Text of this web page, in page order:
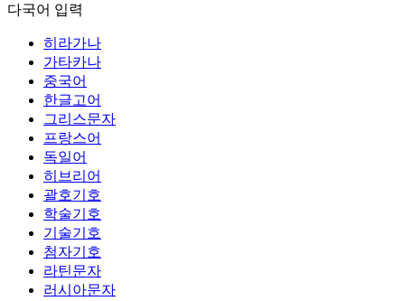
다국어 입력
히라가나
가타카나
중국어
한글고어
그리스문자
프랑스어
독일어
히브리어
괄호기호
학술기호
기술기호
첨자기호
라틴문자
러시아문자